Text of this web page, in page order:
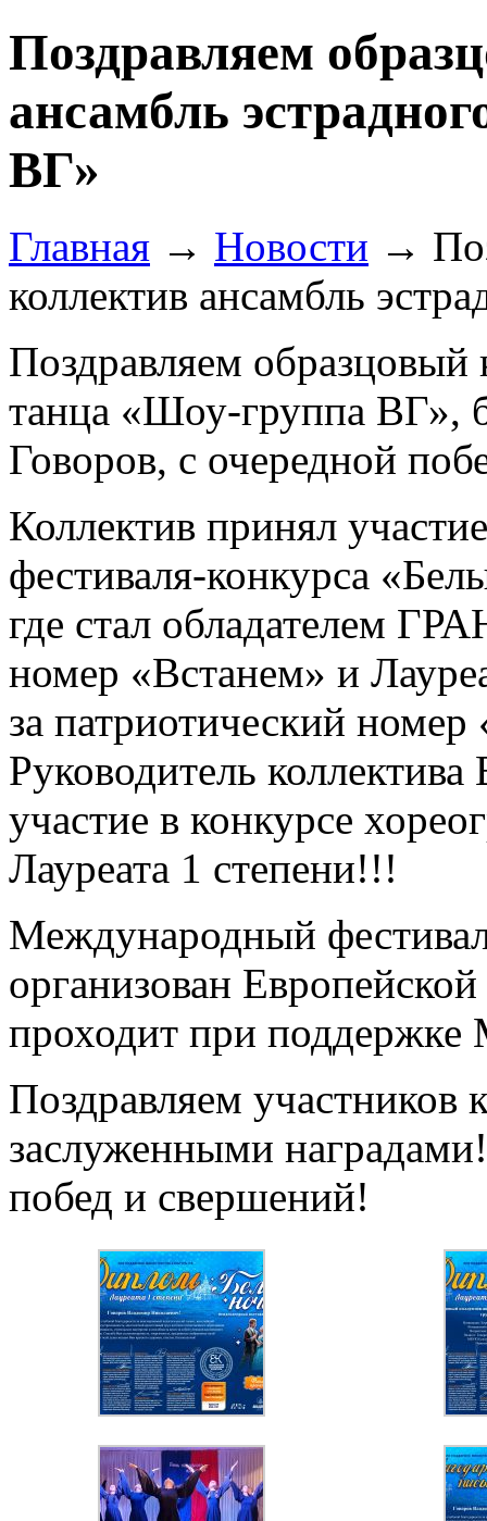
Поздравляем
ансамбль
ВГ»
Главная → Новости →
коллектив ансамбль
Поздравляем образцовый
танца «Шоу-группа ВГ»,
Говоров, с очередной
Коллектив принял
фестиваля-конкурса
где стал обладателем
номер «Встанем» и
за патриотический номер
Руководитель
участие в конкурсе
Лауреата 1 степени!!!
Международный
организован
проходит при поддержке
Поздравляем участников
заслуженными
побед и свершений!